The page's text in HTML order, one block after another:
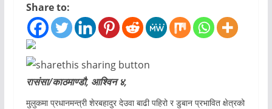
Share to:
रासंसा/काठमाण्डौ, आश्विन ४,
मुलुकमा प्रधानमन्त्री शेरबहादुर देउवा बाढी पहिरो र डुबान प्रभावित क्षेत्रको